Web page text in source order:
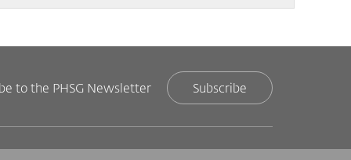
to the PHSG Newsletter Subscribe